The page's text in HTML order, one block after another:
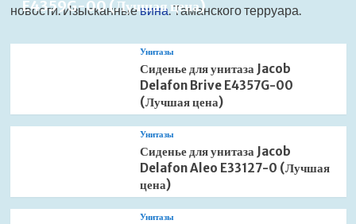
новости. Изысканныевина. Таманского терруара.
E4359G-00 (Лучшая цена)
Унитазы
Сиденье для унитаза Jacob
Delafon Brive E4357G-00
(Лучшая цена)
Унитазы
Сиденье для унитаза Jacob
Delafon Aleo E33127-0 (Лучшая
цена)
Унитазы